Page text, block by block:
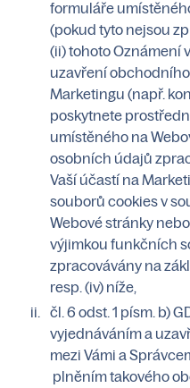
formuláře
(pokud tyto nejsou
(ii) tohoto Oznámení
uzavření
Marketingu (např.
poskytnete
umístěného na
osobních údajů
Vaší účastí na
souborů cookies v
Webové stránky
výjimkou funkčních
zpracovávány na
resp. (iv) níže,
čl. 6 odst. 1 písm. b)
vyjednáváním a
mezi Vámi a
plněním takového